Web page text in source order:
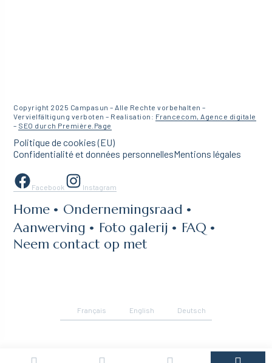
Copyright 2025 Campasun – Alle Rechte vorbehalten –
Vervielfältigung verboten – Realisation: Francecom, Agence digitale
– SEO durch Première.Page
Politique de cookies (EU)
Confidentialité et données personnellesMentions légales
Facebook Instagram
Home
Ondernemingsraad
Aanwerving
Foto galerij
FAQ
Neem contact op met
Français English Deutsch